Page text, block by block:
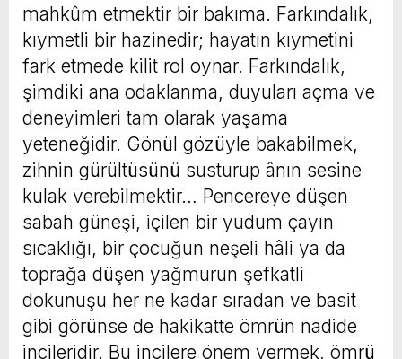
mahkûm etmektir bir bakıma. Farkındalık,
kıymetli bir hazinedir; hayatın kıymetini
fark etmede kilit rol oynar. Farkındalık,
şimdiki ana odaklanma, duyuları açma ve
deneyimleri tam olarak yaşama
yeteneğidir. Gönül gözüyle bakabilmek,
zihnin gürültüsünü susturup ânın sesine
kulak verebilmektir… Pencereye düşen
sabah güneşi, içilen bir yudum çayın
sıcaklığı, bir çocuğun neşeli hâli ya da
toprağa düşen yağmurun şefkatli
dokunuşu her ne kadar sıradan ve basit
gibi görünse de hakikatte ömrün nadide
incileridir. Bu incilere önem vermek, ömrü